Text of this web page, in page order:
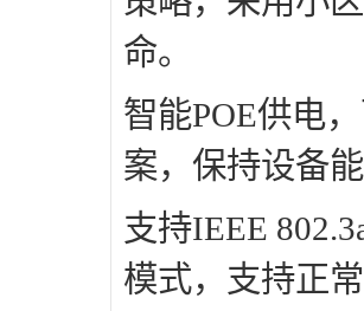
命。
智能POE供电
案，保持设备
支持IEEE
模式，支持正